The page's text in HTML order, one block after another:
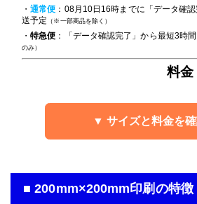
・通常便 ：08月10日16時までに「データ確
送予定 （※一部商品を除く）
・特急便 ：「データ確認完了」から最短3時
のみ）
料金
▼ サイズと料金を
■ 200mm×200mm印刷の特徴